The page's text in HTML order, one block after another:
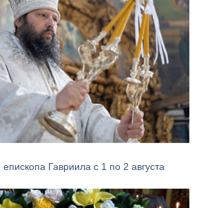
Гавриила с 1 по 2 августа